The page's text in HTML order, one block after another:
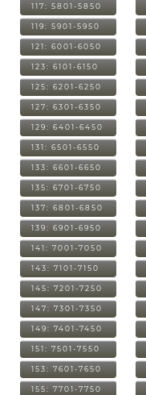
117: 5801-5850
119: 5901-5950
121: 6001-6050
123: 6101-6150
125: 6201-6250
127: 6301-6350
129: 6401-6450
131: 6501-6550
133: 6601-6650
135: 6701-6750
137: 6801-6850
139: 6901-6950
141: 7001-7050
143: 7101-7150
145: 7201-7250
147: 7301-7350
149: 7401-7450
151: 7501-7550
153: 7601-7650
155: 7701-7750